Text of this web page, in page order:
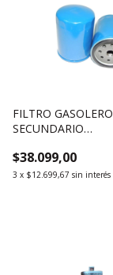
FILTRO GASOLERO
SECUNDARIO
XINCHAI 490
$38.099,00
3 x $12.699,67 sin interés